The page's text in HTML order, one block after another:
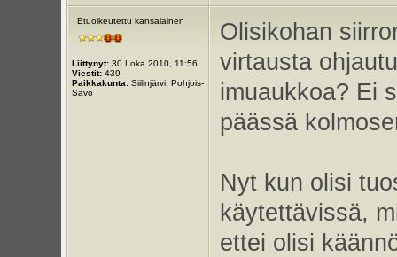
Etuoikeutettu kansalainen
Liittynyt:30 Loka 2010, 11:56
Viestit:439
Paikkakunta:Siilinjärvi, Pohjois-
Savo
Olisikohan
virtausta
imuaukkoa? Ei
päässä
Nyt kun olisi
käytettävissä,
ettei olisi